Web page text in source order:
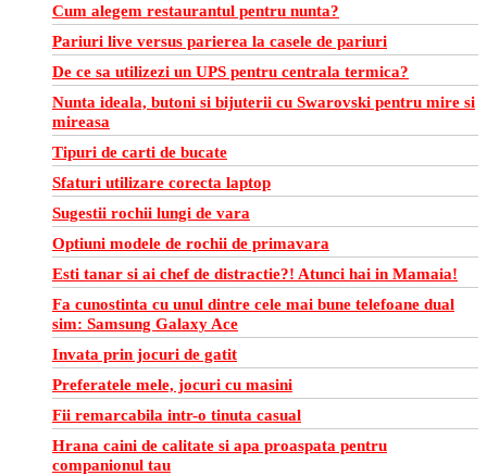
Cum alegem restaurantul pentru nunta?
Pariuri live versus parierea la casele de pariuri
De ce sa utilizezi un UPS pentru centrala termica?
Nunta ideala, butoni si bijuterii cu Swarovski pentru mire si
mireasa
Tipuri de carti de bucate
Sfaturi utilizare corecta laptop
Sugestii rochii lungi de vara
Optiuni modele de rochii de primavara
Esti tanar si ai chef de distractie?! Atunci hai in Mamaia!
Fa cunostinta cu unul dintre cele mai bune telefoane dual
sim: Samsung Galaxy Ace
Invata prin jocuri de gatit
Preferatele mele, jocuri cu masini
Fii remarcabila intr-o tinuta casual
Hrana caini de calitate si apa proaspata pentru
companionul tau